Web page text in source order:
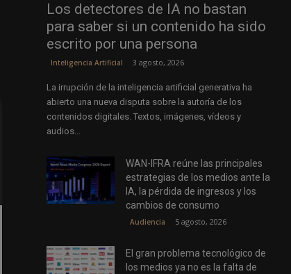
Los detectores de IA no bastan
para saber si un contenido ha sido
escrito por una persona
Inteligencia Artificial 3 agosto, 2026
La irrupción de la inteligencia artificial generativa ha
abierto una nueva disputa sobre la autoría de los
contenidos digitales. Textos, imágenes, vídeos y
audios...
WAN-IFRA reúne las principales
estrategias de los medios ante la
IA, la pérdida de ingresos y los
cambios de consumo
Audiencia 5 agosto, 2026
El gran problema tecnológico de
los medios ya no es la falta de